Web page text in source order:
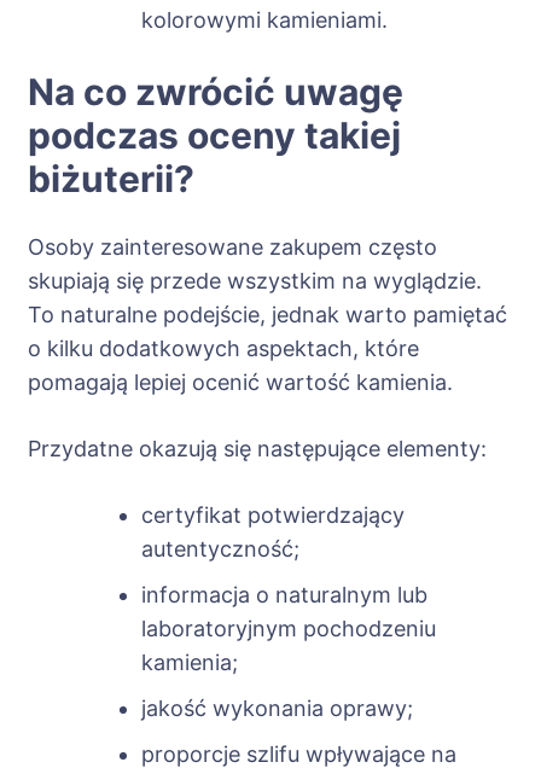
kolorowymi kamieniami.
Na co zwrócić uwagę
podczas oceny takiej
biżuterii?
Osoby zainteresowane zakupem często
skupiają się przede wszystkim na wyglądzie.
To naturalne podejście, jednak warto pamiętać
o kilku dodatkowych aspektach, które
pomagają lepiej ocenić wartość kamienia.
Przydatne okazują się następujące elementy:
certyfikat potwierdzający
autentyczność;
informacja o naturalnym lub
laboratoryjnym pochodzeniu
kamienia;
jakość wykonania oprawy;
proporcje szlifu wpływające na